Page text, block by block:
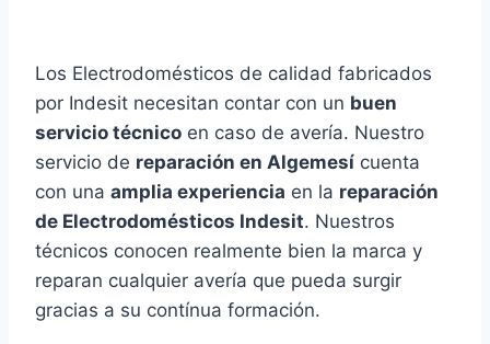
Los Electrodomésticos de calidad fabricados
por Indesit necesitan contar con un buen
servicio técnico en caso de avería. Nuestro
servicio de reparación en Algemesí cuenta
con una amplia experiencia en la reparación
de Electrodomésticos Indesit. Nuestros
técnicos conocen realmente bien la marca y
reparan cualquier avería que pueda surgir
gracias a su contínua formación.